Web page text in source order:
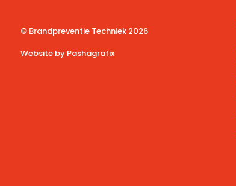
© Brandpreventie Techniek 2026
Website by Pashagrafix